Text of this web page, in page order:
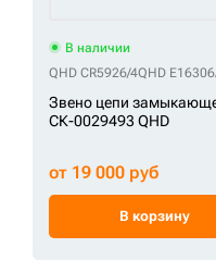
В наличии
QHD CR5926/4QHD
Звено цепи
СК-0029493 QHD
от 19 000 руб
В корзину